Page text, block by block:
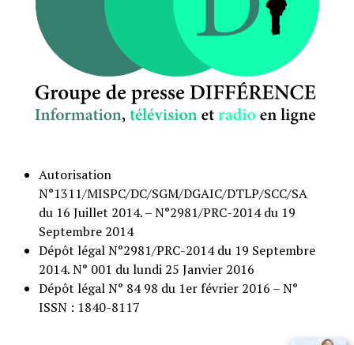
Autorisation
N°1311/MISPC/DC/SGM/DGAIC/DTLP/SCC/SA
du 16 Juillet 2014. – N°2981/PRC-2014 du 19
Septembre 2014
Dépôt légal N°2981/PRC-2014 du 19 Septembre
2014. N° 001 du lundi 25 Janvier 2016
Dépôt légal N° 84 98 du 1er février 2016 – N°
ISSN : 1840-8117